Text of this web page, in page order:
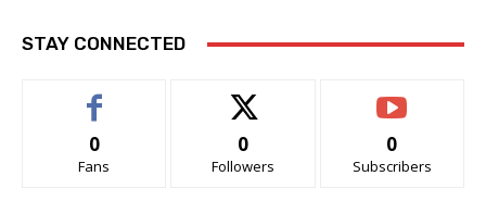
STAY CONNECTED
0
Fans
0
Followers
0
Subscribers